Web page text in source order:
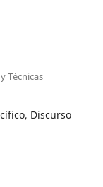
Técnicas
Discurso